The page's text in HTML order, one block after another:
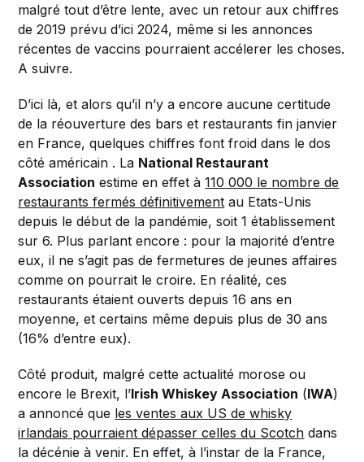
malgré tout d’être lente, avec un retour aux chiffres
de 2019 prévu d’ici 2024, même si les annonces
récentes de vaccins pourraient accélerer les choses.
A suivre.
D’ici là, et alors qu’il n’y a encore aucune certitude
de la réouverture des bars et restaurants fin janvier
en France, quelques chiffres font froid dans le dos
côté américain . La National Restaurant
Association estime en effet à110 000 le nombre de
restaurants fermés définitivement au Etats-Unis
depuis le début de la pandémie, soit 1 établissement
sur 6. Plus parlant encore : pour la majorité d’entre
eux, il ne s’agit pas de fermetures de jeunes affaires
comme on pourrait le croire. En réalité, ces
restaurants étaient ouverts depuis 16 ans en
moyenne, et certains même depuis plus de 30 ans
(16% d’entre eux).
Côté produit, malgré cette actualité morose ou
encore le Brexit, l’Irish Whiskey Association (IWA)
a annoncé que les ventes aux US de whisky
irlandais pourraient dépasser celles du Scotch dans
la décénie à venir. En effet, à l’instar de la France,